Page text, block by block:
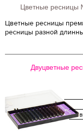
Цветные ресницы
Цветные ресницы
ресницы разной
Двуцветные